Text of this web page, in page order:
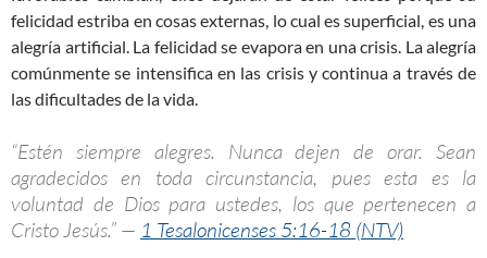
felicidad estriba en cosas externas, lo cual es superficial, es una
alegría artificial. La felicidad se evapora en una crisis. La alegría
comúnmente se intensifica en las crisis y continua a través de
las dificultades de la vida.
“Estén siempre alegres. Nunca dejen de orar. Sean
agradecidos en toda circunstancia, pues esta es la
voluntad de Dios para ustedes, los que pertenecen a
Cristo Jesús.” — 1 Tesalonicenses 5:16-18 (NTV)